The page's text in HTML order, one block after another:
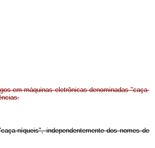
em máquinas eletrônicas denominadas "caça-
níqueis", independentemente dos nomes de